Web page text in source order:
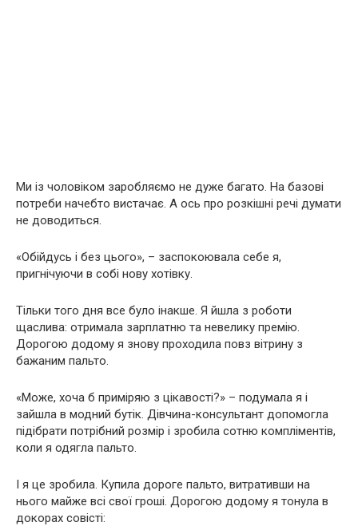
Ми із чоловіком заробляємо не дуже багато. На базові
потреби начебто вистачає. А ось про розкішні речі думати
не доводиться.
«Обійдусь і без цього», – заспокоювала себе я,
пригнічуючи в собі нову хотівку.
Тільки того дня все було інакше. Я йшла з роботи
щаслива: отримала зарплатню та невелику премію.
Дорогою додому я знову проходила повз вітрину з
бажаним пальто.
«Може, хоча б приміряю з цікавості?» – подумала я і
зайшла в модний бутік. Дівчина-консультант допомогла
підібрати потрібний розмір і зробила сотню компліментів,
коли я одягла пальто.
І я це зробила. Купила дороге пальто, витративши на
нього майже всі свої гроші. Дорогою додому я тонула в
докорах совісті: